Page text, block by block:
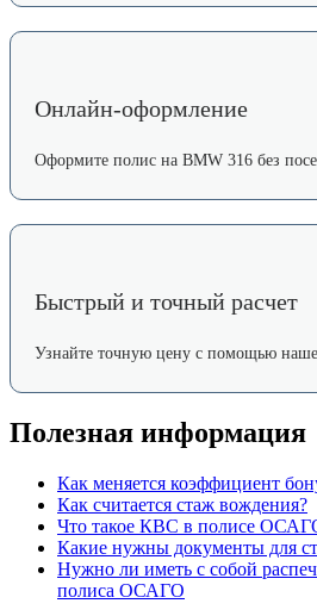
Онлайн-оформление
Оформите полис на BMW 316 без
Быстрый и точный расчет
Узнайте точную цену с помощью
Полезная информация
Как меняется коэффициент
Как считается стаж вождения?
Что такое КВС в полисе
Какие нужны документы для
Нужно ли иметь с собой
полиса ОСАГО